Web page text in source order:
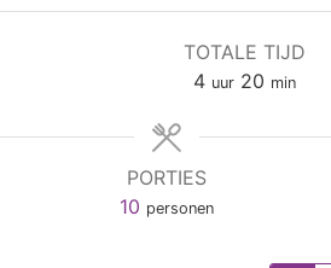
TOTALE TIJD
4 uur 20 min
PORTIES
10 personen